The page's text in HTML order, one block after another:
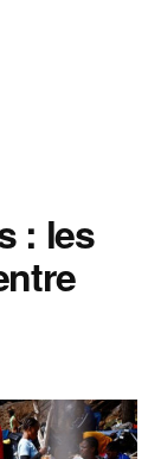
: les